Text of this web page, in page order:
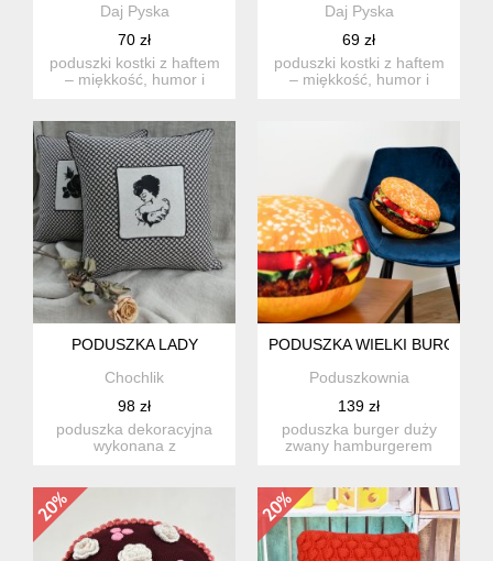
Daj Pyska
70 zł
poduszki kostki z haftem
– miękkość, humor i
Daj Pyska
69 zł
poduszki kostki z haftem
– miękkość, humor i
PODUSZKA LADY
Chochlik
98 zł
poduszka dekoracyjna
wykonana z
PODUSZKA WIELKI BURGER
Poduszkownia
139 zł
poduszka burger duży
zwany hamburgerem